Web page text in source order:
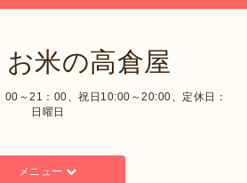
お米の高倉屋
00～21：00、祝日10:00～20:00、定休日：
日曜日
メニュー